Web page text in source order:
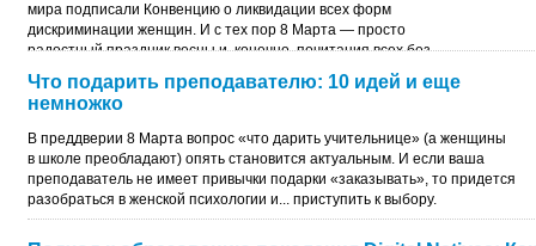
мира подписали Конвенцию о ликвидации всех форм
дискриминации женщин. И с тех пор 8 Марта — просто
радостный праздник весны и, конечно, почитания всех без
исключения особей женского полу.
Что подарить преподавателю: 10 идей и еще
немножко
В преддверии 8 Марта вопрос «что дарить учительнице» (а женщины
в школе преобладают) опять становится актуальным. И если ваша
преподаватель не имеет привычки подарки «заказывать», то придется
разобраться в женской психологии и... приступить к выбору.